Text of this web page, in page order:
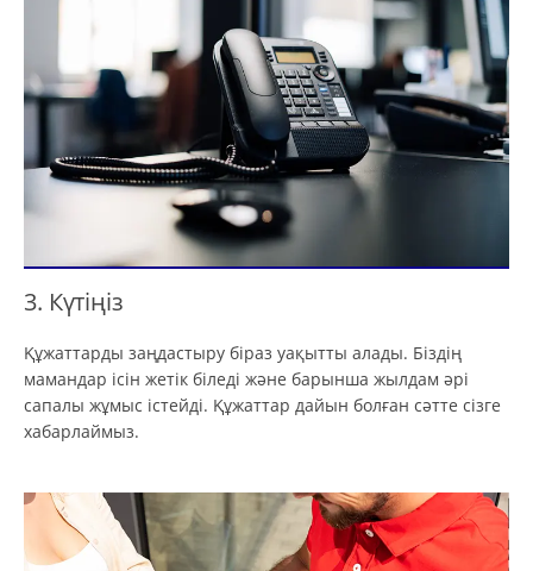
3. Күтіңіз
Құжаттарды заңдастыру біраз уақытты алады. Біздің
мамандар ісін жетік біледі және барынша жылдам әрі
сапалы жұмыс істейді. Құжаттар дайын болған сәтте сізге
хабарлаймыз.